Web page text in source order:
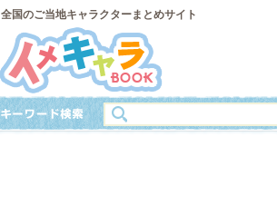
全国のご当地キャラクターまとめサイト